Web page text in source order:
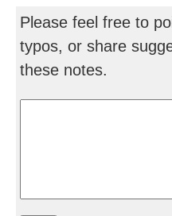
Please feel free to
typos, or share
these notes.